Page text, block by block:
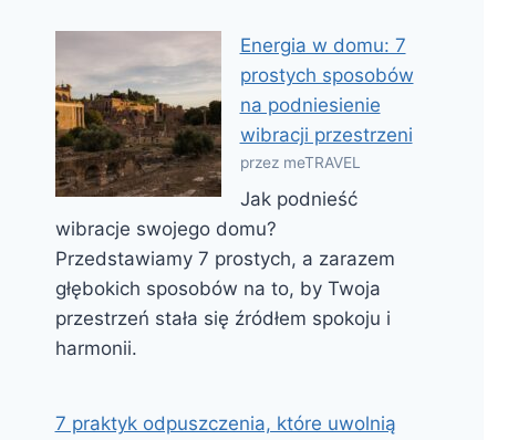
Energia w domu: 7
prostych sposobów
na podniesienie
wibracji przestrzeni
przez meTRAVEL
Jak podnieść
wibracje swojego domu?
Przedstawiamy 7 prostych, a zarazem
głębokich sposobów na to, by Twoja
przestrzeń stała się źródłem spokoju i
harmonii.
7 praktyk odpuszczenia, które uwolnią